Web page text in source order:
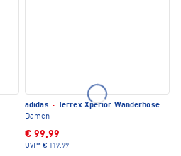
adidas ·
Terrex Xperior Wanderhose
Damen
€ 99,99
UVP* € 119,99